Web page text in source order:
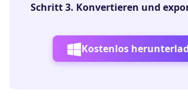
Schritt 3. Konvertieren und
Kostenlos